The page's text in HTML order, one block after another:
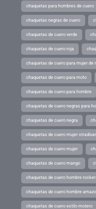
chaquetas para hombres de cuero
chaquetas negras de cuero
chaquetas de cuero verde
chaquetas de cuero roja
chaquetas de cuero para mujer de
chaquetas de cuero para moto
chaquetas de cuero para hombre
chaquetas de cuero negras para
chaquetas de cuero negra
chaquetas de cuero mujer
chaquetas de cuero mujer
chaquetas de cuero mango
chaquetas de cuero hombre
chaquetas de cuero hombre
chaquetas de cuero estilo motero